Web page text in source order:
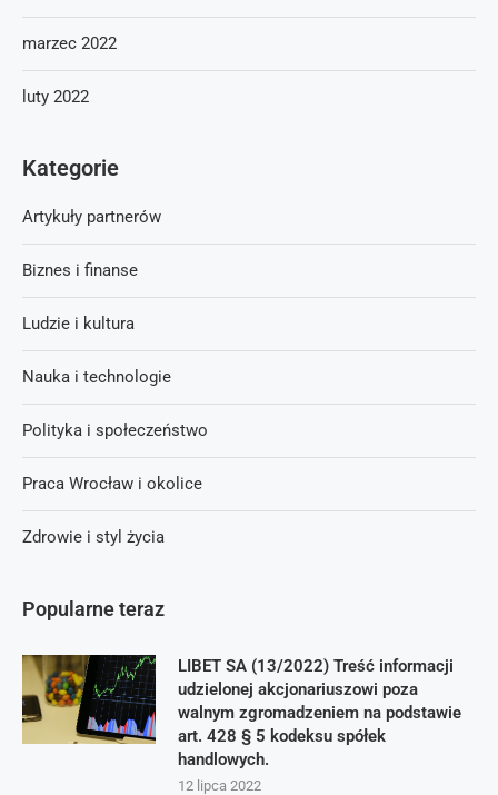
Popularne teraz
LIBET SA (13/2022) Treść informacji
udzielonej akcjonariuszowi poza
walnym zgromadzeniem na podstawie
art. 428 § 5 kodeksu spółek
handlowych.
12 lipca 2022
marzec 2022
luty 2022
Kategorie
Artykuły partnerów
Biznes i finanse
Ludzie i kultura
Nauka i technologie
Polityka i społeczeństwo
Praca Wrocław i okolice
Zdrowie i styl życia